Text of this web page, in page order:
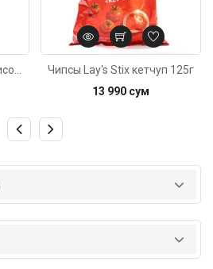
Чипсы Lay's Stix кетчуп 125г
13 990 сум